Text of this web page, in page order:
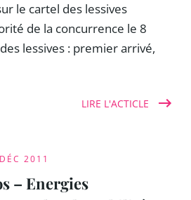
le cartel des lessives
de la concurrence le 8
lessives : premier arrivé,
LIRE L'ACTICLE
2011
– Energies